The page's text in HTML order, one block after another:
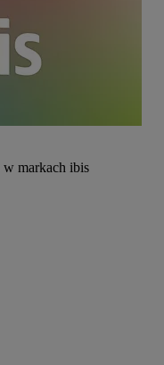
w markach ibis